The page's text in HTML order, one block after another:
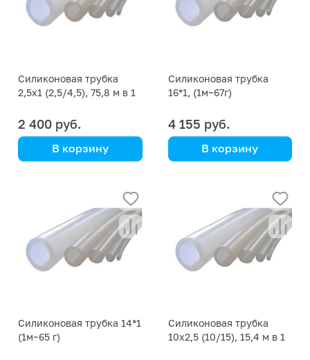
Силиконовая трубка
2,5х1 (2,5/4,5), 75,8 м в 1
2 400 руб.
В корзину
Силиконовая трубка
16*1, (1м~67г)
4 155 руб.
В корзину
Силиконовая трубка 14*1
(1м~65 г)
Силиконовая трубка
10х2,5 (10/15), 15,4 м в 1